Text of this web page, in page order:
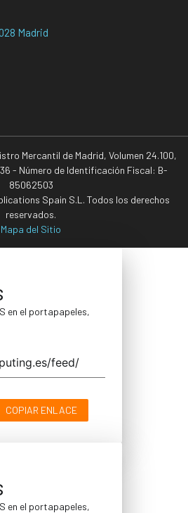
Madrid
Mercantil de Madrid, Volumen 24.100,
- Número de Identificación Fiscal: B-
85062503
Spain S.L. Todos los derechos
reservados.
Mapa del Sitio
en el portapapeles,
COPIAR ENLACE
en el portapapeles,